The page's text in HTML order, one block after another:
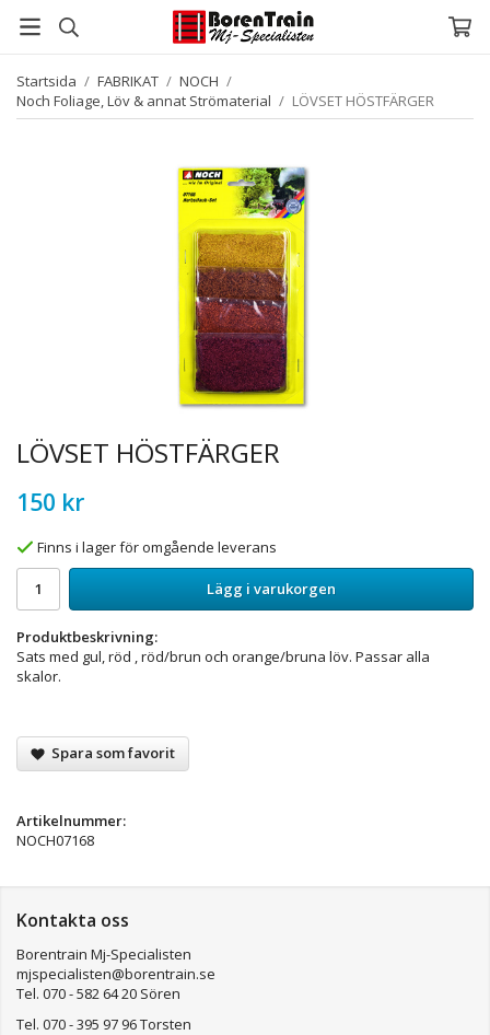
Startsida / FABRIKAT / NOCH /
Noch Foliage, Löv & annat Strömaterial / LÖVSET HÖSTFÄRGER
LÖVSET HÖSTFÄRGER
150 kr
Finns i lager för omgående leverans
Lägg i varukorgen
Produktbeskrivning:
Sats med gul, röd , röd/brun och orange/bruna löv. Passar alla
skalor.
Spara som favorit
Artikelnummer:
NOCH07168
Kontakta oss
Borentrain Mj-Specialisten
mjspecialisten@borentrain.se
Tel. 070 - 582 64 20 Sören
Tel. 070 - 395 97 96 Torsten